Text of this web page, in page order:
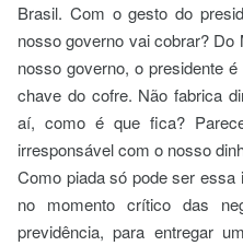
Brasil. Com o gesto do
nosso governo vai cobrar? Do
nosso governo, o presidente
chave do cofre. Não fabrica
aí, como é que fica?
irresponsável com o nosso
Como piada só pode ser essa
no momento crítico das
previdência, para entregar